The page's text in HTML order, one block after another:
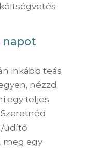
napot
inkább teás
nézzd
egy teljes
üdítő
meg egy